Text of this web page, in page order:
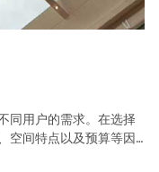
同用户的需求。在选择
空间特点以及预算等因